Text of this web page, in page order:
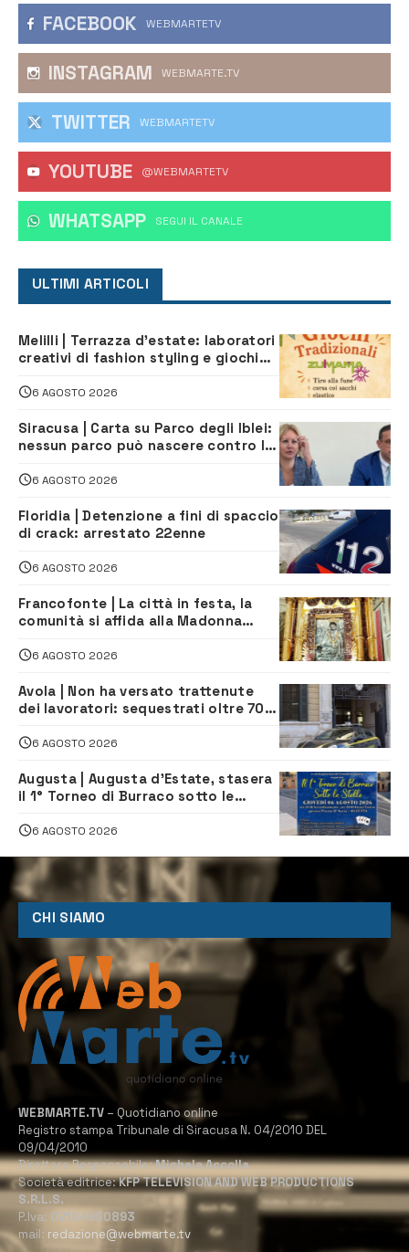
FACEBOOK WEBMARTETV
INSTAGRAM WEBMARTE.TV
TWITTER WEBMARTETV
YOUTUBE @WEBMARTETV
WHATSAPP ‎SEGUI IL CANALE
ULTIMI ARTICOLI
Melilli | Terrazza d’estate: laboratori
creativi di fashion styling e giochi
iscriversi
6 AGOSTO 2026
Siracusa | Carta su Parco degli Iblei:
nessun parco può nascere contro le
6 AGOSTO 2026
Floridia | Detenzione a fini di spaccio
di crack: arrestato 22enne
6 AGOSTO 2026
Francofonte | La città in festa, la
comunità si affida alla Madonna
6 AGOSTO 2026
Avola | Non ha versato trattenute
dei lavoratori: sequestrati oltre 700
climatizzazione
6 AGOSTO 2026
Augusta | Augusta d’Estate, stasera
il 1° Torneo di Burraco sotto le
6 AGOSTO 2026
CHI SIAMO
WEBMARTE.TV – Quotidiano online
Registro stampa Tribunale di Siracusa N. 04/2010 DEL
09/04/2010
Direttore Responsabile:Michele Accolla
Società editrice:KFP TELEVISION AND WEB PRODUCTIONS
S.R.L.S.
P.Iva: 02184950893
mail: redazione@webmarte.tv